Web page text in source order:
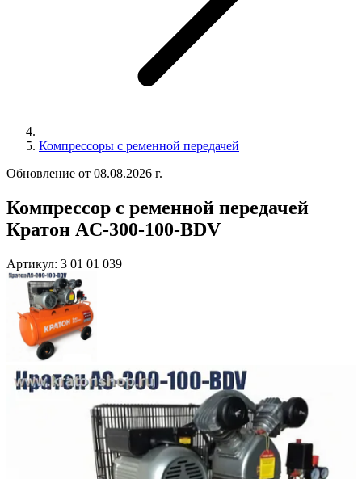
Компрессоры с ременной передачей
Обновление от 08.08.2026 г.
Компрессор с ременной передачей
Кратон AC-300-100-BDV
Артикул: 3 01 01 039